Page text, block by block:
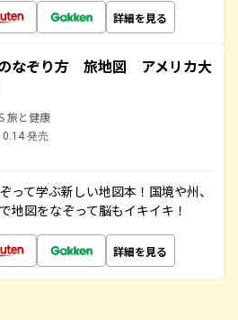
詳細を見る
なぞり方 旅地図 アメリカ大
旅と健康
発売
って学ぶ新しい地図本！国境や州、
地図をなぞって脳もイキイキ！
詳細を見る